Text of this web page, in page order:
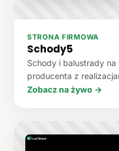
STRONA FIRMOWA
Schody5
Schody i balustrady
producenta z
Zobacz na żywo →